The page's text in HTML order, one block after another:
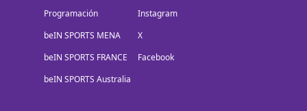
Programación
beIN SPORTS MENA
beIN SPORTS FRANCE
beIN SPORTS Australia
Instagram
X
Facebook